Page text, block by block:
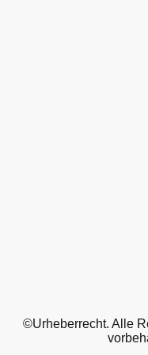
©Urheberrecht. Alle